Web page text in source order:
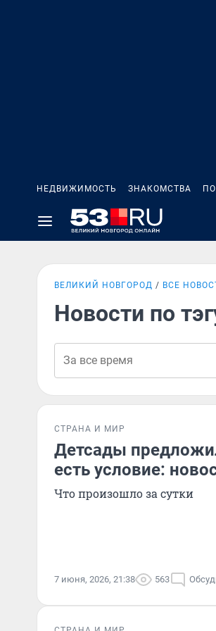
НЕДВИЖИМОСТЬ ЗНАКОМСТВА
ВЕЛИКИЙ НОВГОРОД ВСЕ
Новости по
СТРАНА И МИР
Детсады
есть условие:
Что произошло за сутки
7 июня, 2026, 21:38 563